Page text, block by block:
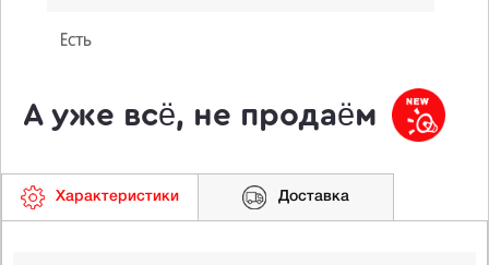
А уже всё, не продаём
Есть
Характеристики Доставка